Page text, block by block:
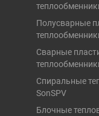
Полусварные
Сварные
Спиральные
SonSPV
Блочные